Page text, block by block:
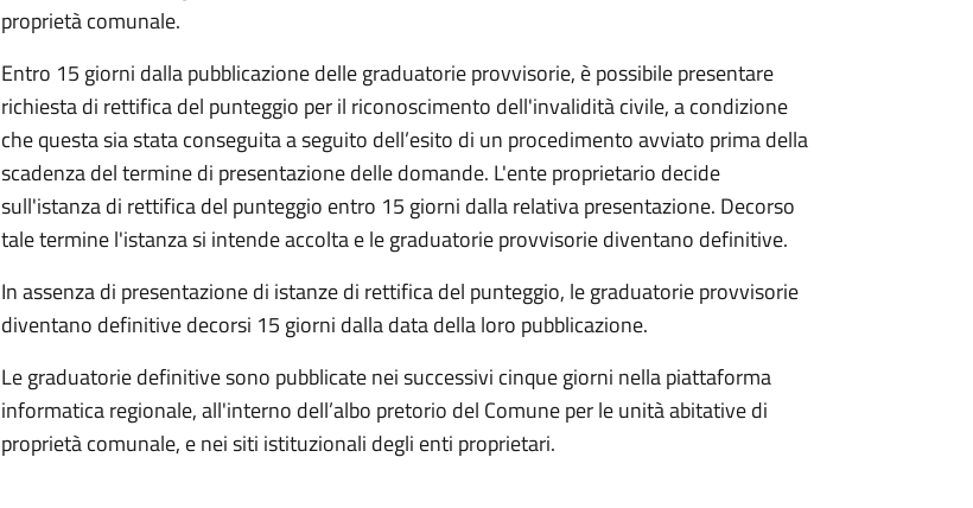
proprietà comunale.
Entro 15 giorni dalla pubblicazione delle graduatorie provvisorie, è possibile presentare
richiesta di rettifica del punteggio per il riconoscimento dell'invalidità civile, a condizione
che questa sia stata conseguita a seguito dell’esito di un procedimento avviato prima della
scadenza del termine di presentazione delle domande. L'ente proprietario decide
sull'istanza di rettifica del punteggio entro 15 giorni dalla relativa presentazione. Decorso
tale termine l'istanza si intende accolta e le graduatorie provvisorie diventano definitive.
In assenza di presentazione di istanze di rettifica del punteggio, le graduatorie provvisorie
diventano definitive decorsi 15 giorni dalla data della loro pubblicazione.
Le graduatorie definitive sono pubblicate nei successivi cinque giorni nella piattaforma
informatica regionale, all'interno dell’albo pretorio del Comune per le unità abitative di
proprietà comunale, e nei siti istituzionali degli enti proprietari.